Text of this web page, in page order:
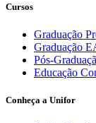
Cursos
Graduação
Graduação
Pós-
Educação
Conheça a Unifor